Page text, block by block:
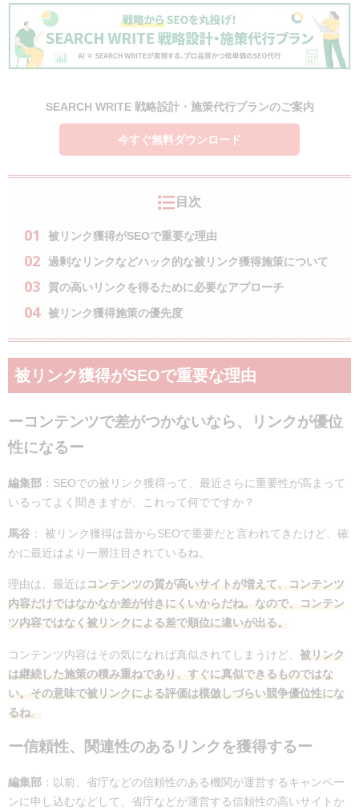
SEARCH WRITE 戦略設計・施策代行プランのご案内
今すぐ無料ダウンロード
目次
被リンク獲得がSEOで重要な理由
過剰なリンクなどハック的な被リンク獲得施策について
質の高いリンクを得るために必要なアプローチ
被リンク獲得施策の優先度
被リンク獲得がSEOで重要な理由
ーコンテンツで差がつかないなら、リンクが優位
性になるー
編集部 ： SEOでの被リンク獲得って、最近さらに重要性が高まって
いるってよく聞きますが、これって何でですか？
馬谷 ： 被リンク獲得は昔からSEOで重要だと言われてきたけど、確
かに最近はより一層注目されているね。
理由は、最近は コンテンツの質が高いサイトが増えて、コンテンツ
内容だけではなかなか差が付きにくいからだね。なので、コンテン
ツ内容ではなく被リンクによる差で順位に違いが出る。
コンテンツ内容はその気になれば真似されてしまうけど、 被リンク
は継続した施策の積み重ねであり、すぐに真似できるものではな
い。その意味で被リンクによる評価は模倣しづらい競争優位性にな
るね。
ー信頼性、関連性のあるリンクを獲得するー
編集部 ：以前、省庁などの信頼性のある機関が運営するキャンペー
ンに申し込むなどして、省庁などが運営する信頼性の高いサイトか